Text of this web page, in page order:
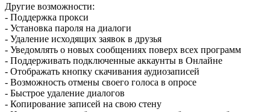
Другие возможности:
- Поддержка прокси
- Установка пароля на диалоги
- Удаление исходящих заявок в друзья
- Уведомлять о новых сообщениях поверх всех программ
- Поддерживать подключенные аккаунты в Онлайне
- Отображать кнопку скачивания аудиозаписей
- Возможность отмены своего голоса в опросе
- Быстрое удаление диалогов
- Копирование записей на свою стену